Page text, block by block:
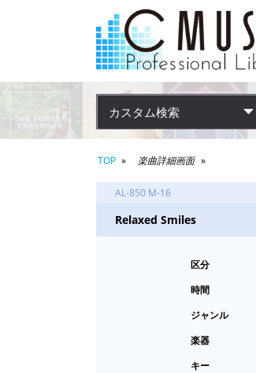
カスタム検索
TOP 楽曲詳細画面
AL-850 M-16
Relaxed Smiles
区分
時間
ジャンル
楽器
キー